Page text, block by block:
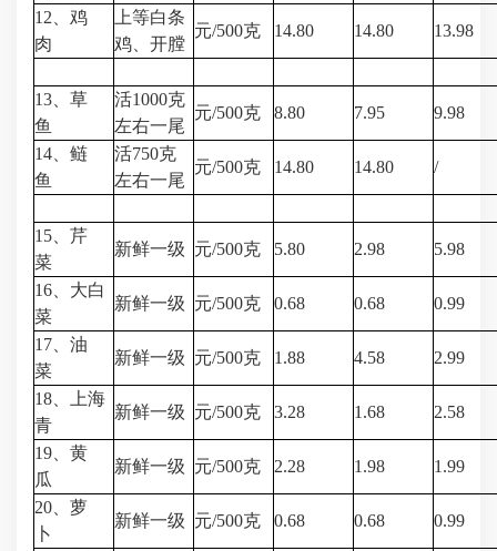
12、鸡
肉
上等白条
鸡、开膛
元/500克 14.80 14.80 13.98
13、草
鱼
活1000克
左右一尾
元/500克 8.80 7.95 9.98
14、鲢
鱼
活750克
左右一尾
元/500克 14.80 14.80 /
15、芹
菜
新鲜一级 元/500克 5.80 2.98 5.98
16、大白
菜
新鲜一级 元/500克 0.68 0.68 0.99
17、油
菜
新鲜一级 元/500克 1.88 4.58 2.99
18、上海
青
新鲜一级 元/500克 3.28 1.68 2.58
19、黄
瓜
新鲜一级 元/500克 2.28 1.98 1.99
20、萝
卜
新鲜一级 元/500克 0.68 0.68 0.99